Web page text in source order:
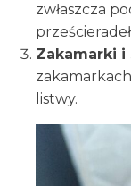
zwłaszcza
Zakamarki i
listwy.